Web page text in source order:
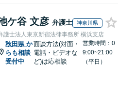
ケ谷 文彦 弁護士 神奈川県
護士法人東京新宿法律事務所 横浜支店
秋田県 か
らも相談
受付中
面談方法(対面・
電話・ビデオな
ど)は応相談
営業時間：0
9:00~21:00
（平日）